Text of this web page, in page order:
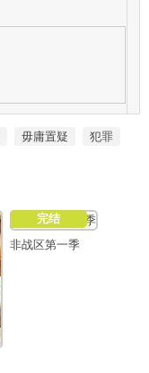
毋庸置疑
犯罪
完结
非战区第一季